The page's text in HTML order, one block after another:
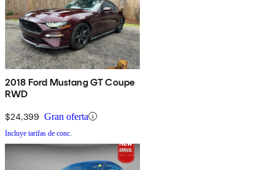
2018 Ford Mustang GT Coupe
RWD
$24,399 Gran oferta
Incluye tarifas de conc.